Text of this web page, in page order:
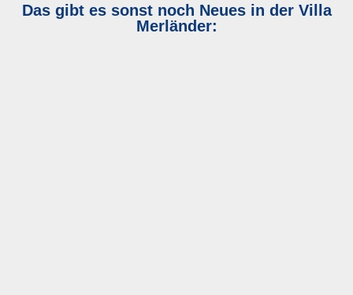
Das gibt es sonst noch Neues in der Villa
Merländer: